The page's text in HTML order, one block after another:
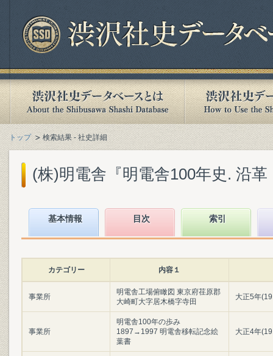
トップ 検索結果 - 社史詳細
(株)明電舎『明電舎100年史. 沿
基本情報 目次 索引
カテゴリー 内容１
事業所
明電舎工場俯瞰図 東京府荏原郡
大崎町大字居木橋字寺田
大正5年
事業所
明電舎100年の歩み
1897→1997 明電舎移転記念絵
葉書
大正4年